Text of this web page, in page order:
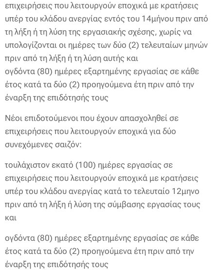
επιχειρήσεις που λειτουργούν εποχικά με κρατήσεις
υπέρ του κλάδου ανεργίας εντός του 14μήνου πριν από
τη λήξη ή τη λύση της εργασιακής σχέσης, χωρίς να
υπολογίζονται οι ημέρες των δύο (2) τελευταίων μηνών
πριν από τη λήξη ή τη λύση αυτής και
ογδόντα (80) ημέρες εξαρτημένης εργασίας σε κάθε
έτος κατά τα δύο (2) προηγούμενα έτη πριν από την
έναρξη της επιδότησής τους
Νέοι επιδοτούμενοι που έχουν απασχοληθεί σε
επιχειρήσεις που λειτουργούν εποχικά για δύο
συνεχόμενες σαιζόν:
τουλάχιστον εκατό (100) ημέρες εργασίας σε
επιχειρήσεις που λειτουργούν εποχικά με κρατήσεις
υπέρ του κλάδου ανεργίας κατά το τελευταίο 12μηνο
πριν από τη λήξη ή λύση της σύμβασης εργασίας τους
και
ογδόντα (80) ημέρες εξαρτημένης εργασίας σε κάθε
έτος κατά τα δύο (2) προηγούμενα έτη πριν από την
έναρξη της επιδότησής τους